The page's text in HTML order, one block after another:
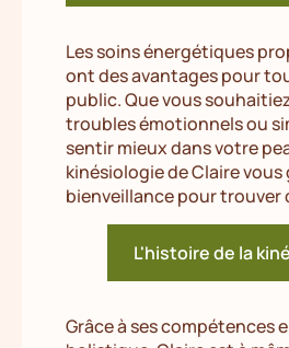
Les soins énergétiques
ont des avantages pour
public. Que vous
troubles émotionnels ou
sentir mieux dans votre
kinésiologie de Claire
bienveillance pour trouver
L'histoire de la
Grâce à ses compétences